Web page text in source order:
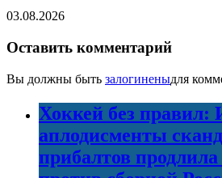
03.08.2026
Оставить комментарий
Вы должны быть залогиненыдля
Хоккей без
аплодисменты
прибалтов